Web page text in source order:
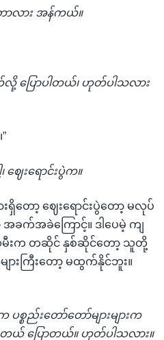
ာလား အန်ကယ်။
ပြောပါတယ်၊ ဟုတ်ပါသလား
ေးရောင်းပွဲက။
ရှိတော့ ဈေးရောင်းပွဲတော့ မလုပ်
အခက်အခဲကြောင့်။ ဒါပေမဲ့ ကျ
မီးက တဆိုင် နှစ်ဆိုင်တော့ သူတို့
ားကြီးတော့ မထွက်နိုင်ဘူး။
စ္စည်းတော်တော်များများက
ပြောတယ်။ ဟုတ်ပါသလား။